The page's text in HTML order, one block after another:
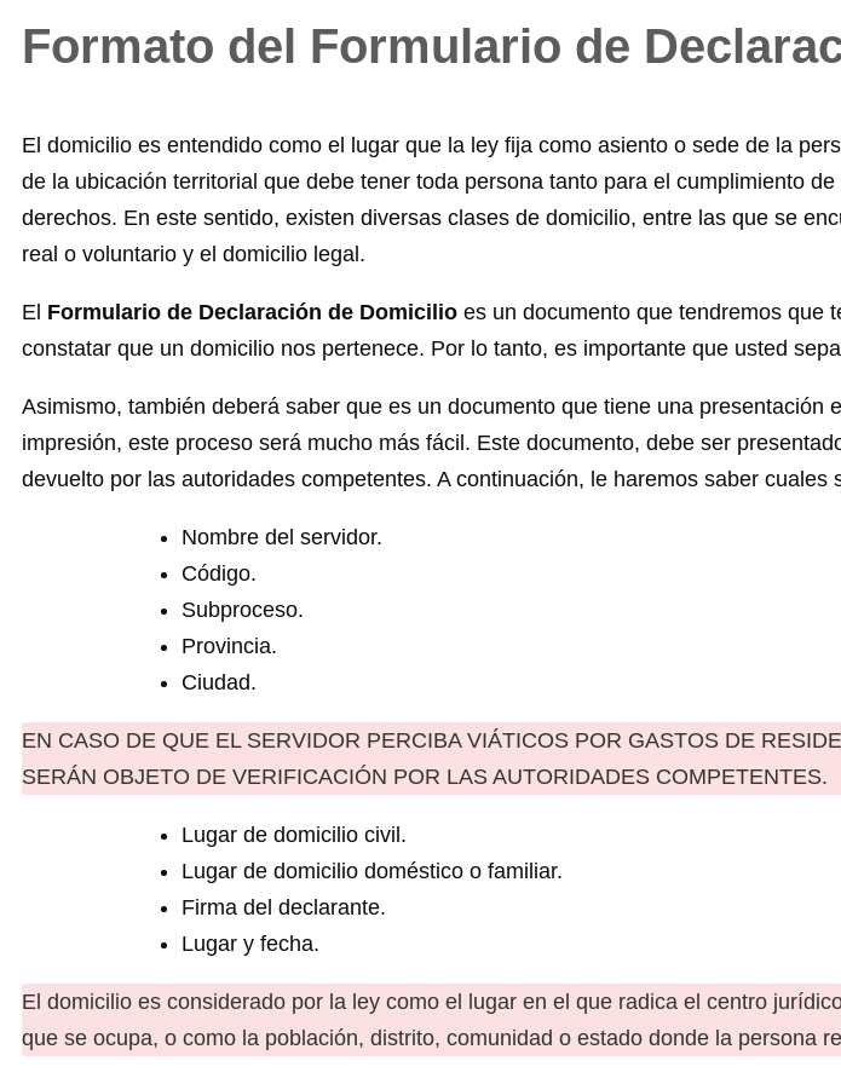
Formato del Formulario de
El domicilio es entendido como el lugar que la ley fija como asiento o sede de la
de la ubicación territorial que debe tener toda persona tanto para el cumplimiento
derechos. En este sentido, existen diversas clases de domicilio, entre las que se
real o voluntario y el domicilio legal.
El Formulario de Declaración de Domicilio es un documento que tendremos que
constatar que un domicilio nos pertenece. Por lo tanto, es importante que usted
Asimismo, también deberá saber que es un documento que tiene una presentación
impresión, este proceso será mucho más fácil. Este documento, debe ser
devuelto por las autoridades competentes. A continuación, le haremos saber cuales
Nombre del servidor.
Código.
Subproceso.
Provincia.
Ciudad.
EN CASO DE QUE EL SERVIDOR PERCIBA VIÁTICOS POR GASTOS DE
SERÁN OBJETO DE VERIFICACIÓN POR LAS AUTORIDADES COMPETENTES.
Lugar de domicilio civil.
Lugar de domicilio doméstico o familiar.
Firma del declarante.
Lugar y fecha.
El domicilio es considerado por la ley como el lugar en el que radica el centro
que se ocupa, o como la población, distrito, comunidad o estado donde la persona